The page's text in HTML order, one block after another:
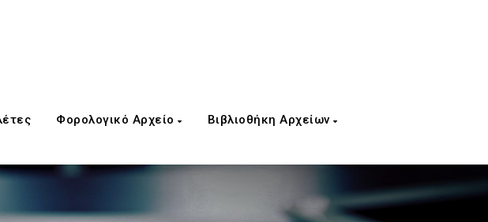
Φορολογικό Αρχείο Βιβλιοθήκη Αρχείων